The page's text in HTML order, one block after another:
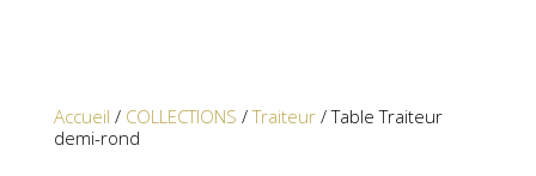
Accueil / COLLECTIONS /Traiteur/ Table Traiteur
demi-rond